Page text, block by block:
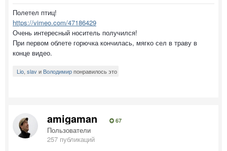
Полетел птиц!
https://vimeo.com/47186429
Очень интересный носитель получился!
При первом облете горючка кончилась, мягко сел в траву в
конце видео.
Lio slavи Володимирпонравилось это
amigaman 67
Пользователи
257 публикаций